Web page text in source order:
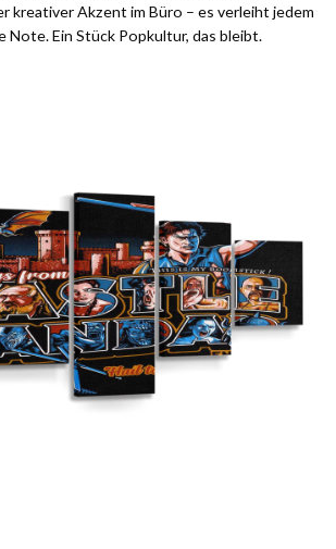
kreativer Akzent im Büro – es verleiht jedem
Note. Ein Stück Popkultur, das bleibt.